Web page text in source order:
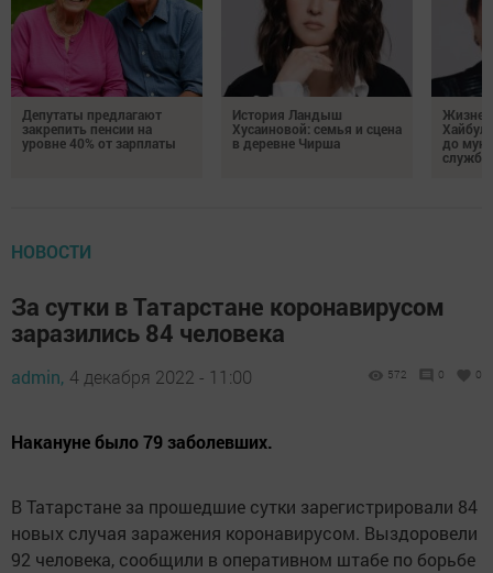
Депутаты предлагают
закрепить пенсии на
уровне 40% от зарплаты
История Ландыш
Хусаиновой: семья и сцена
в деревне Чирша
до
службы
НОВОСТИ
За сутки в Татарстане коронавирусом
заразились 84 человека
admin, 4 декабря 2022 - 11:00 572 0 0
Накануне было 79 заболевших.
В Татарстане за прошедшие сутки зарегистрировали 84
новых случая заражения коронавирусом. Выздоровели
92 человека, сообщили в оперативном штабе по борьбе